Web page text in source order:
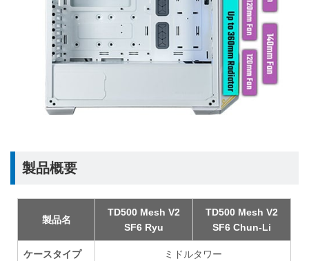
製品概要
製品名
TD500 Mesh V2
SF6 Ryu
TD500 Mesh V2
SF6 Chun-Li
ケースタイプ ミドルタワー